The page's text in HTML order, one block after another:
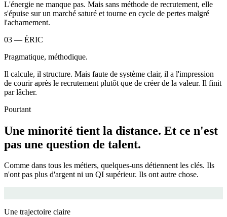
L'énergie ne manque pas. Mais sans méthode de recrutement, elle
s'épuise sur un marché saturé et tourne en cycle de pertes malgré
l'acharnement.
03 — ÉRIC
Pragmatique, méthodique.
Il calcule, il structure. Mais faute de système clair, il a l'impression
de courir après le recrutement plutôt que de créer de la valeur. Il finit
par lâcher.
Pourtant
Une minorité tient la distance. Et ce n'est
pas une question de talent.
Comme dans tous les métiers, quelques-uns détiennent les clés. Ils
n'ont pas plus d'argent ni un QI supérieur. Ils ont autre chose.
Une trajectoire claire